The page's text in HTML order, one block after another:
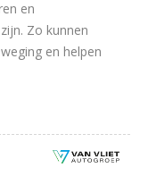
en
Zo kunnen
en helpen